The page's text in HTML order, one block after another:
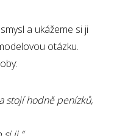
a ukážeme si ji
otázku.
stojí hodně penízků,